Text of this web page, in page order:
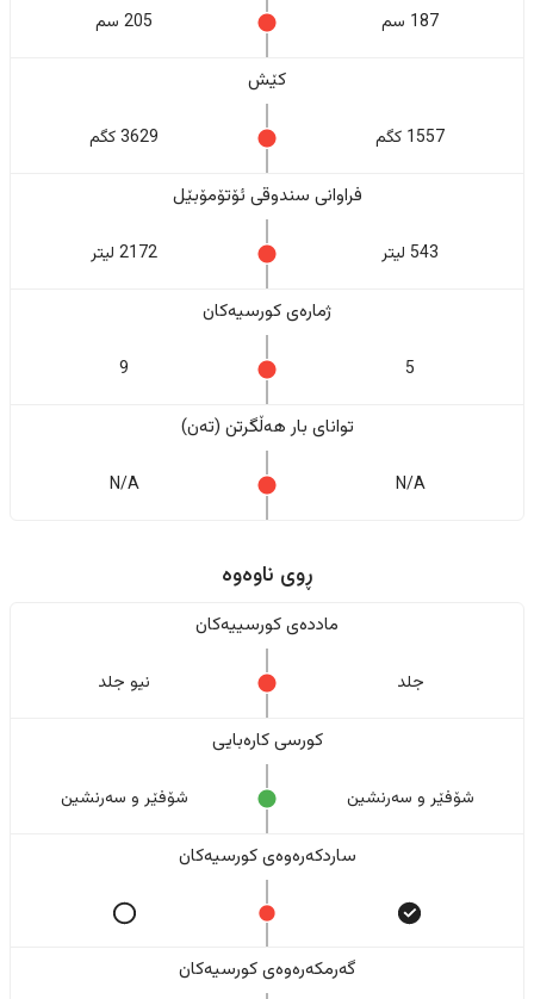
187 سم 205 سم
کێش
1557 کگم 3629 کگم
فراوانی سندوقی ئۆتۆمۆبێل
543 لیتر 2172 لیتر
ژمارەی کورسیەکان
5
9
تواناى بار هەڵگرتن (تەن)
N/A
N/A
ڕوی ناوەوە
ماددەی کورسییەکان
جلد نیو جلد
کورسی کارەبایی
شۆفێر و سەرنشین شۆفێر و سەرنشین
ساردکەرەوەی کورسیەکان
گەرمکەرەوەی کورسیەکان